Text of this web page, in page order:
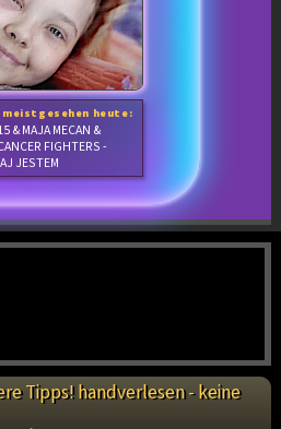
heute:
& MAJA MECAN &
FIGHTERS -
JESTEM
Tipps! handverlesen - keine